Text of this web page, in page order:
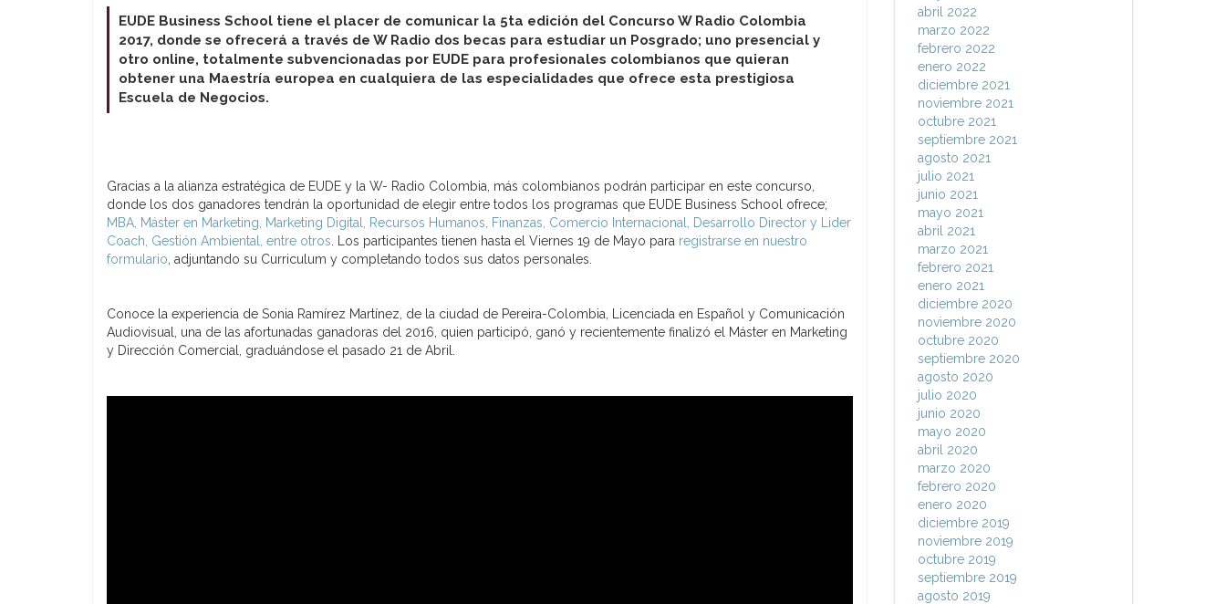
EUDE Business School tiene el placer de comunicar la 5ta edición del Concurso W Radio Colombia
2017, donde se ofrecerá a través de W Radio dos becas para estudiar un Posgrado; uno presencial y
otro online, totalmente subvencionadas por EUDE para profesionales colombianos que quieran
obtener una Maestría europea en cualquiera de las especialidades que ofrece esta prestigiosa
Escuela de Negocios.
Gracias a la alianza estratégica de EUDE y la W- Radio Colombia, más colombianos podrán participar en este concurso,
donde los dos ganadores tendrán la oportunidad de elegir entre todos los programas que EUDE Business School ofrece;
MBA, Máster en Marketing, Marketing Digital, Recursos Humanos, Finanzas, Comercio Internacional, Desarrollo Director y Lider
Coach, Gestión Ambiental, entre otros . Los participantes tienen hasta el Viernes 19 de Mayo para registrarse en nuestro
formulario , adjuntando su Curriculum y completando todos sus datos personales.
Conoce la experiencia de Sonia Ramírez Martínez, de la ciudad de Pereira-Colombia, Licenciada en Español y Comunicación
Audiovisual, una de las afortunadas ganadoras del 2016, quien participó, ganó y recientemente finalizó el Máster en Marketing
y Dirección Comercial, graduándose el pasado 21 de Abril.
abril 2022
marzo 2022
febrero 2022
enero 2022
diciembre 2021
noviembre 2021
octubre 2021
septiembre 2021
agosto 2021
julio 2021
junio 2021
mayo 2021
abril 2021
marzo 2021
febrero 2021
enero 2021
diciembre 2020
noviembre 2020
octubre 2020
septiembre 2020
agosto 2020
julio 2020
junio 2020
mayo 2020
abril 2020
marzo 2020
febrero 2020
enero 2020
diciembre 2019
noviembre 2019
octubre 2019
septiembre 2019
agosto 2019